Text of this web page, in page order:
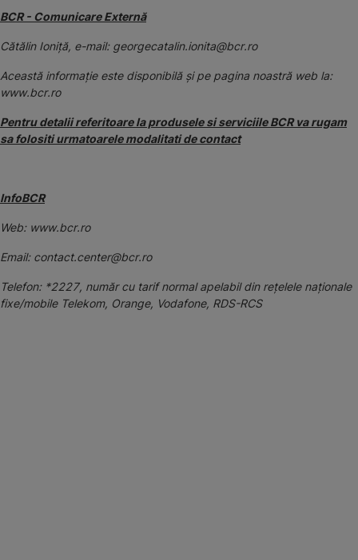
BCR - Comunicare Externă
Cătălin Ioniță, e-mail: georgecatalin.ionita@bcr.ro
Această informaţie este disponibilă şi pe pagina noastră web la:
www.bcr.ro
Pentru detalii referitoare la produsele si serviciile BCR va rugam
sa folositi urmatoarele modalitati de contact
InfoBCR
Web: www.bcr.ro
Email: contact.center@bcr.ro
Telefon: *2227, număr cu tarif normal apelabil din rețelele naționale
fixe/mobile Telekom, Orange, Vodafone, RDS-RCS